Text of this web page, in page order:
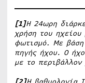
[1]Η 24ωρη
χρήση του ηχείου
φωτισμό. Με βάση
πηγής ήχου. Ο
με το